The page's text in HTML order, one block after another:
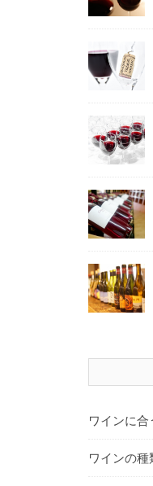
ワインに合
ワインの種